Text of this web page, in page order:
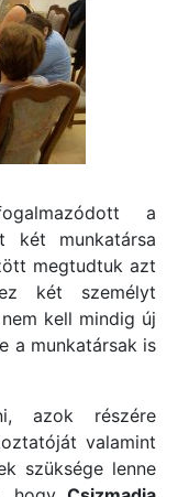
a
két munkatársa
megtudtuk azt
két személyt
kell mindig új
a munkatársak is
azok részére
valamint
szüksége lenne